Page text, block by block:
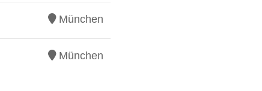
München
München